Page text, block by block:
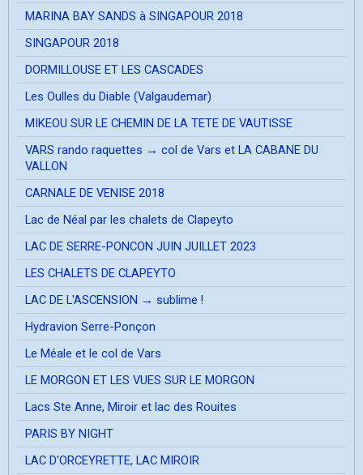
MARINA BAY SANDS à SINGAPOUR 2018
SINGAPOUR 2018
DORMILLOUSE ET LES CASCADES
Les Oulles du Diable (Valgaudemar)
MIKEOU SUR LE CHEMIN DE LA TETE DE VAUTISSE
VARS rando raquettes → col de Vars et LA CABANE DU
VALLON
CARNALE DE VENISE 2018
Lac de Néal par les chalets de Clapeyto
LAC DE SERRE-PONCON JUIN JUILLET 2023
LES CHALETS DE CLAPEYTO
LAC DE L'ASCENSION → sublime !
Hydravion Serre-Ponçon
Le Méale et le col de Vars
LE MORGON ET LES VUES SUR LE MORGON
Lacs Ste Anne, Miroir et lac des Rouites
PARIS BY NIGHT
LAC D'ORCEYRETTE, LAC MIROIR